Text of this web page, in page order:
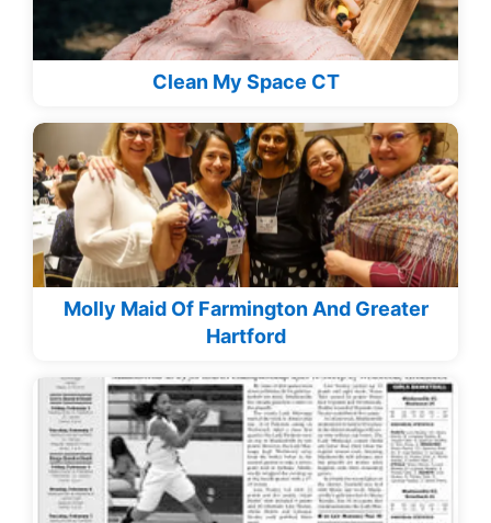
Clean My Space CT
Molly Maid Of Farmington And Greater
Hartford